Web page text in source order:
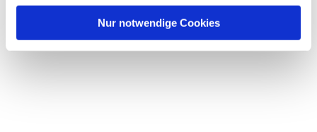
Nur notwendige Cookies